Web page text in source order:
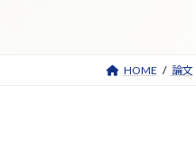
HOME 論文